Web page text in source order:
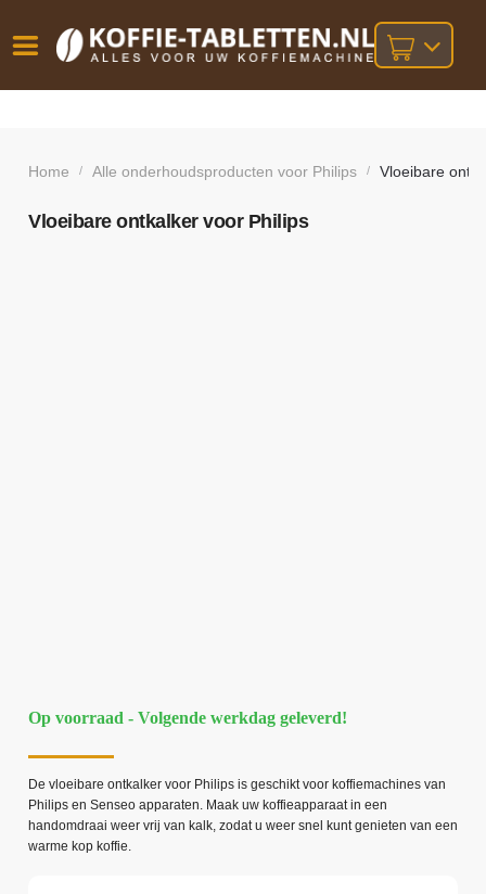
volgende
boven
Home / Alle onderhoudsproducten voor Philips / Vloeibare
Vloeibare ontkalker voor Philips
Op voorraad - Volgende werkdag geleverd!
De vloeibare ontkalker voor Philips is geschikt voor koffiemachines van
Philips en Senseo apparaten. Maak uw koffieapparaat in een
handomdraai weer vrij van kalk, zodat u weer snel kunt genieten van een
warme kop koffie.